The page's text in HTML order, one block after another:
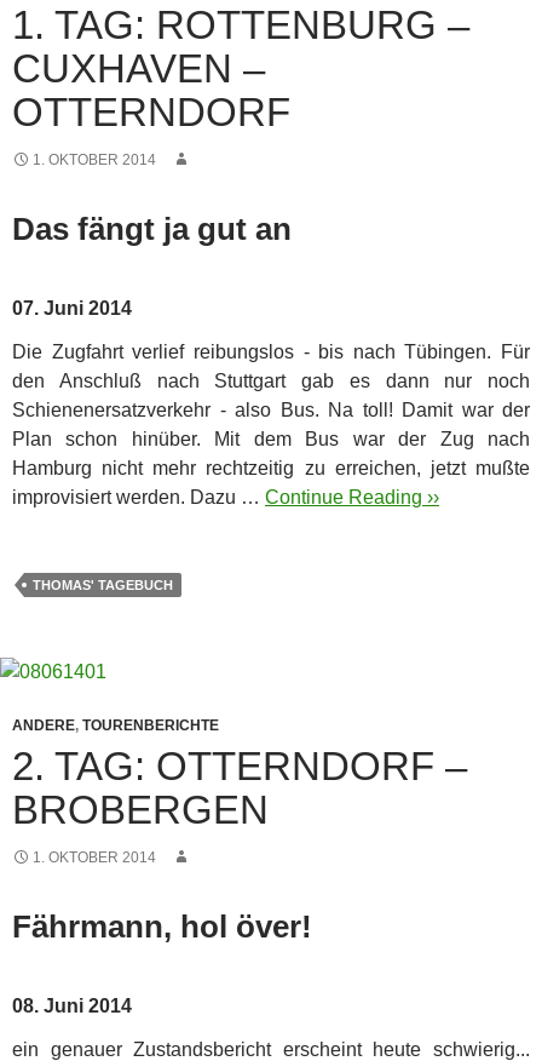
1. TAG: ROTTENBURG –
CUXHAVEN –
OTTERNDORF
1. OKTOBER 2014
Das fängt ja gut an
07. Juni 2014
Die Zugfahrt verlief reibungslos - bis nach Tübingen. Für
den Anschluß nach Stuttgart gab es dann nur noch
Schienenersatzverkehr - also Bus. Na toll! Damit war der
Plan schon hinüber. Mit dem Bus war der Zug nach
Hamburg nicht mehr rechtzeitig zu erreichen, jetzt mußte
improvisiert werden. Dazu … Continue Reading ››
THOMAS' TAGEBUCH
ANDERE, TOURENBERICHTE
2. TAG: OTTERNDORF –
BROBERGEN
1. OKTOBER 2014
Fährmann, hol över!
08. Juni 2014
ein genauer Zustandsbericht erscheint heute schwierig...